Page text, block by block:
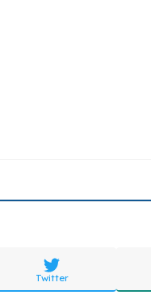
Twitter